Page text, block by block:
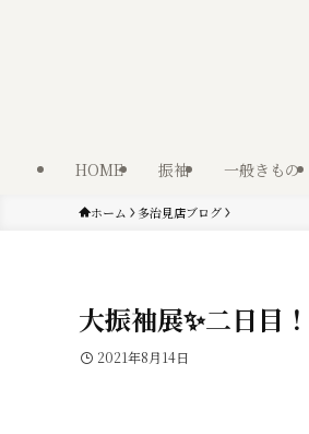
HOME 振袖 一般きもの
ホーム 多治見店ブログ
大振袖展✨二日目！
2021年8月14日